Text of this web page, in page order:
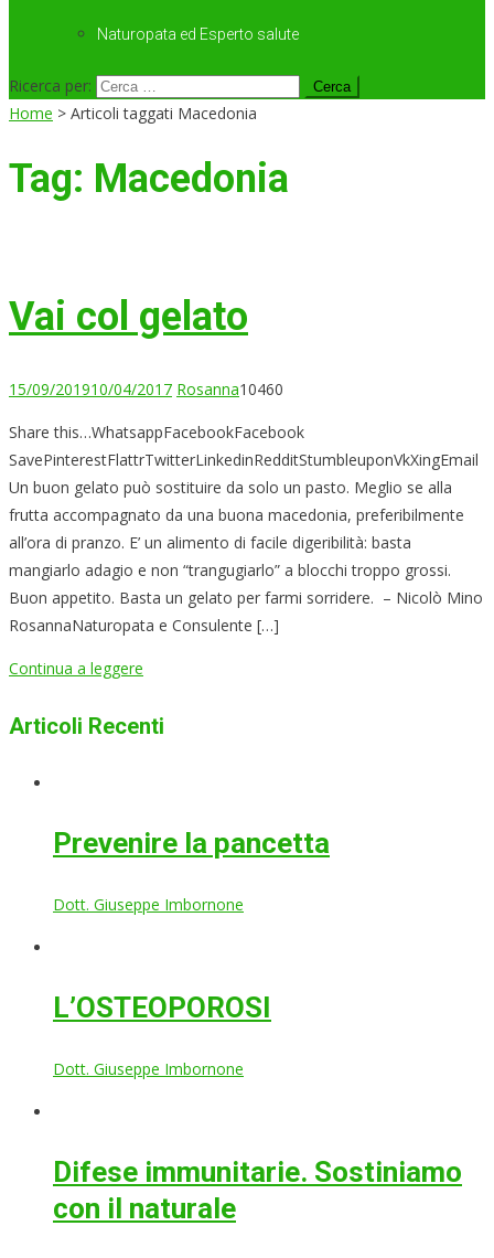
Naturopata ed Esperto salute
Ricerca per:
Home > Articoli taggati Macedonia
Tag: Macedonia
Vai col gelato
15/09/201910/04/2017 Rosanna10460
Share this…WhatsappFacebookFacebook
SavePinterestFlattrTwitterLinkedinRedditStumbleuponVkXingEmail
Un buon gelato può sostituire da solo un pasto. Meglio se alla
frutta accompagnato da una buona macedonia, preferibilmente
all’ora di pranzo. E’ un alimento di facile digeribilità: basta
mangiarlo adagio e non “trangugiarlo” a blocchi troppo grossi.
Buon appetito. Basta un gelato per farmi sorridere. – Nicolò Mino
RosannaNaturopata e Consulente […]
Continua a leggere
Articoli Recenti
Prevenire la pancetta
Dott. Giuseppe Imbornone
L’OSTEOPOROSI
Dott. Giuseppe Imbornone
Difese immunitarie. Sostiniamo
con il naturale